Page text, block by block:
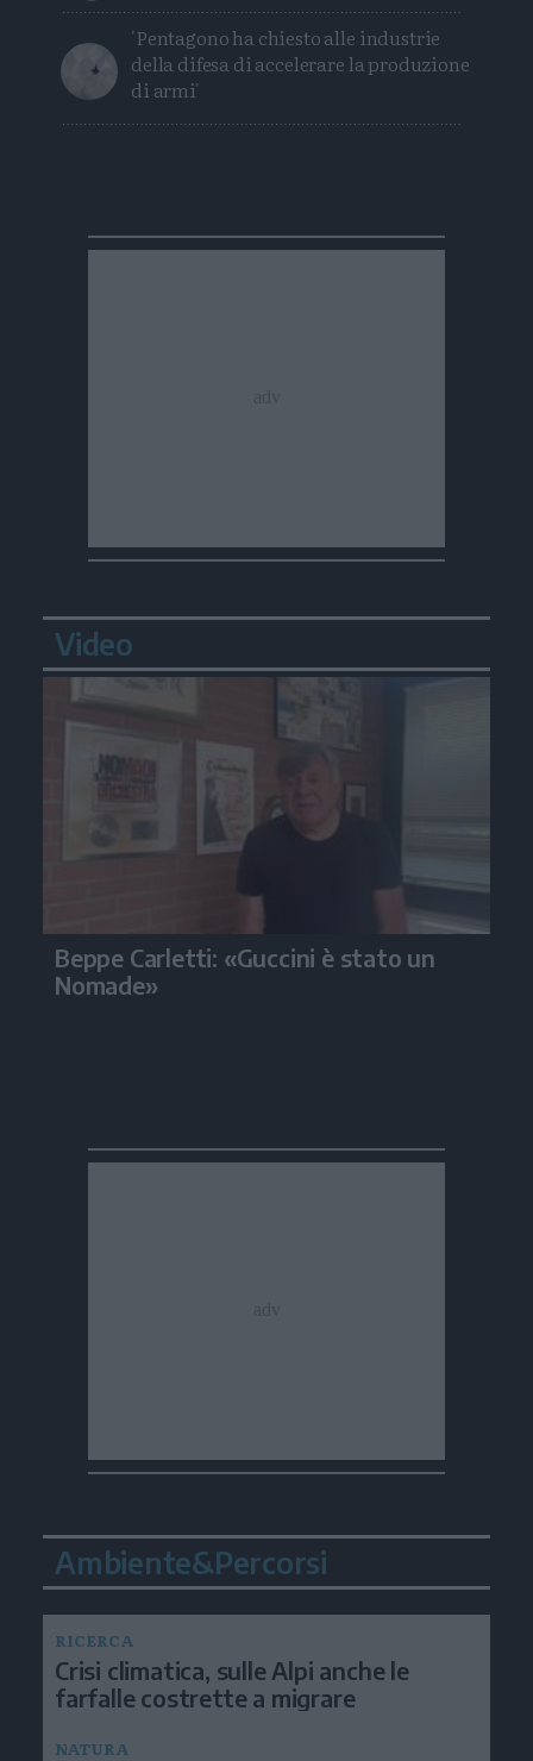
'Pentagono ha chiesto alle industrie
della difesa di accelerare la produzione
di armi'
Video
Beppe Carletti: «Guccini è stato un
Nomade»
Ambiente&Percorsi
RICERCA
Crisi climatica, sulle Alpi anche le
farfalle costrette a migrare
NATURA